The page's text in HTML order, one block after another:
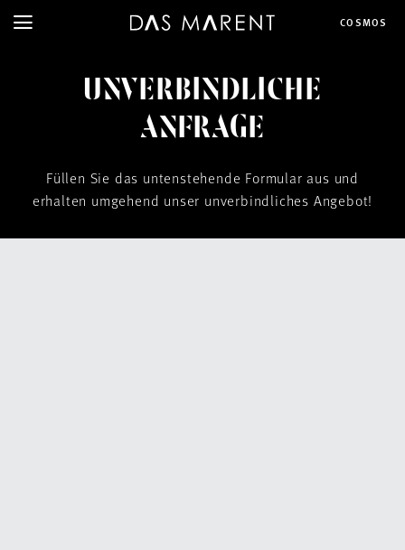
COSMOS
UNVERBINDLICHE
ANFRAGE
Füllen Sie das untenstehende Formular aus und
erhalten umgehend unser unverbindliches Angebot!